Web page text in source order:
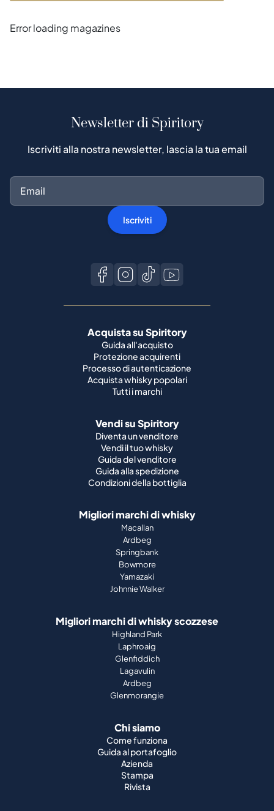
Error loading magazines
Newsletter di Spiritory
Iscriviti alla nostra newsletter, lascia la tua email
Iscriviti
Acquista su Spiritory
Guida all'acquisto
Protezione acquirenti
Processo di autenticazione
Acquista whisky popolari
Tutti i marchi
Vendi su Spiritory
Diventa un venditore
Vendi il tuo whisky
Guida del venditore
Guida alla spedizione
Condizioni della bottiglia
Migliori marchi di whisky
Macallan
Ardbeg
Springbank
Bowmore
Yamazaki
Johnnie Walker
Migliori marchi di whisky scozzese
Highland Park
Laphroaig
Glenfiddich
Lagavulin
Ardbeg
Glenmorangie
Chi siamo
Come funziona
Guida al portafoglio
Azienda
Stampa
Rivista